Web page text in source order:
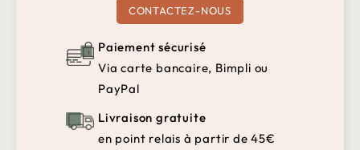
CONTACTEZ-NOUS
Paiement sécurisé
Via carte bancaire, Bimpli ou
PayPal
Livraison gratuite
en point relais à partir de 45€